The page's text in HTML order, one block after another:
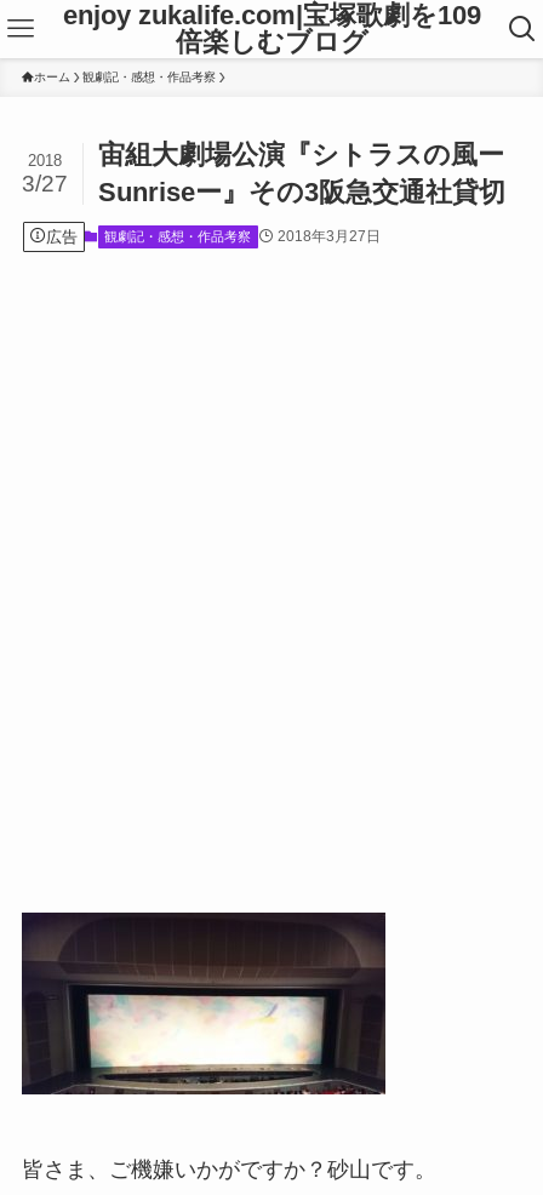
enjoy zukalife.com|宝塚歌劇を109
倍楽しむブログ
ホーム 観劇記・感想・作品考察
宙組大劇場公演『シトラスの風ー
Sunriseー』その3阪急交通社貸切
2018
3/27
広告 観劇記・感想・作品考察 2018年3月27日
皆さま、ご機嫌いかがですか？砂山です。